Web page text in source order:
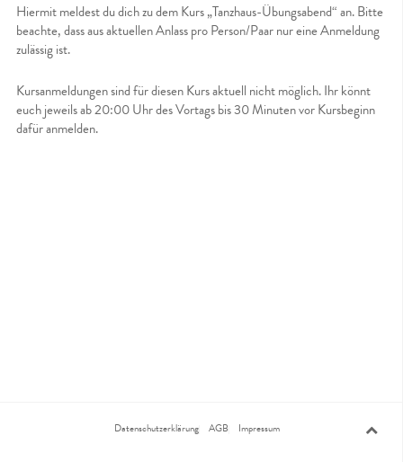
Hiermit meldest du dich zu dem Kurs „Tanzhaus-Übungsabend“ an. Bitte
beachte, dass aus aktuellen Anlass pro Person/Paar nur eine Anmeldung
zulässig ist.
Kursanmeldungen sind für diesen Kurs aktuell nicht möglich. Ihr könnt
euch jeweils ab 20:00 Uhr des Vortags bis 30 Minuten vor Kursbeginn
dafür anmelden.
Datenschutzerklärung AGB Impressum